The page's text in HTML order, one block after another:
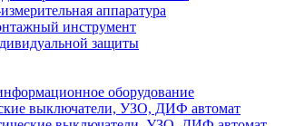
аппаратура
инструмент
защиты
оборудование
выключатели, УЗО, ДИФ автомат